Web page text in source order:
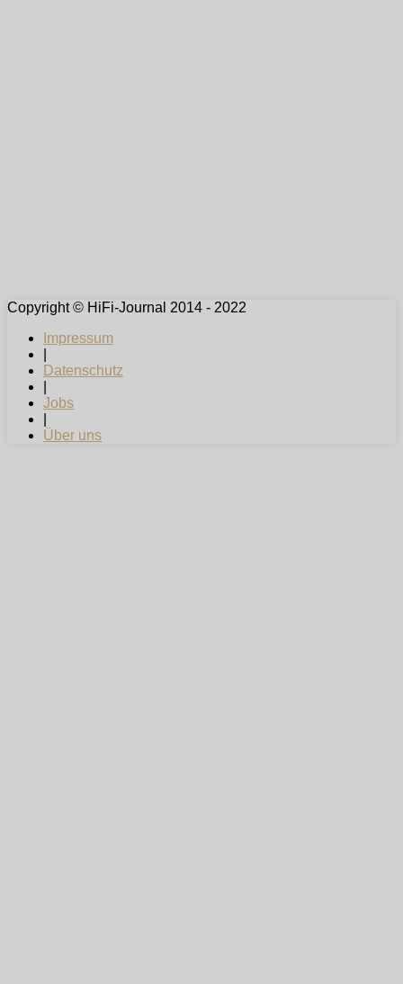
Copyright © HiFi-Journal 2014 - 2022
Impressum
Datenschutz
Jobs
Über uns